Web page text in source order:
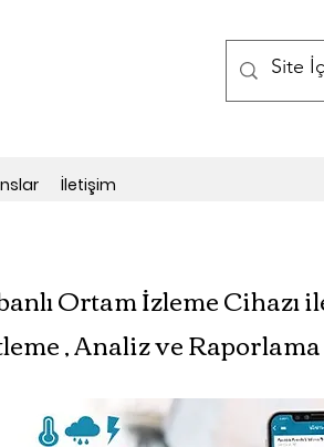
İletişim
Ortam İzleme Cihazı
, Analiz ve